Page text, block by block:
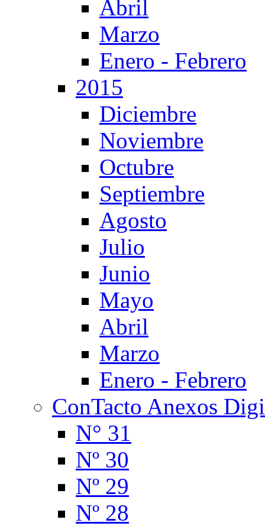
Abril
Marzo
Enero - Febrero
2015
Diciembre
Noviembre
Octubre
Septiembre
Agosto
Julio
Junio
Mayo
Abril
Marzo
Enero - Febrero
ConTacto Anexos
N° 31
Nº 30
Nº 29
Nº 28